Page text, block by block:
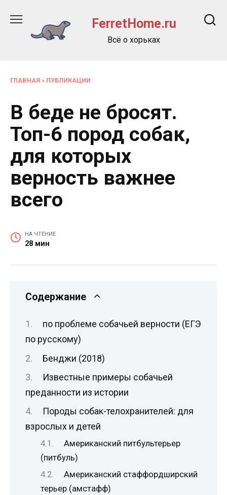
содержанию
FerretHome.ru
Всё о хорьках
ГЛАВНАЯ » ПУБЛИКАЦИИ
В беде не бросят.
Топ-6 пород собак,
для которых
верность важнее
всего
НА ЧТЕНИЕ
28 мин
Содержание
по проблеме собачьей верности (ЕГЭ
по русскому)
Бенджи (2018)
Известные примеры собачьей
преданности из истории
Породы собак-телохранителей: для
взрослых и детей
Американский питбультерьер
(питбуль)
Американский стаффордширский
терьер (амстафф)